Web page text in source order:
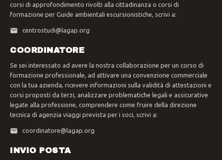
corsi di approfondimento rivolti alla cittadinanza o corsi di
formazione per Guide ambientali escursionistiche, scrivi a:
centrostudi@lagap.org
COORDINATORE
Se sei interessato ad avere la nostra collaborazione per un corso di
formazione professionale, ad attivare una convenzione commerciale
con la tua azienda, ricevere informazioni sulla validità di attestazioni e
corsi proposti da terzi, analizzare problematiche legali e assicurative
legate alla professione, comprendere come fruire della direzione
tecnica di agenzia viaggi prevista per i soci, scrivi a:
coordinatore@lagap.org
INVIO POSTA